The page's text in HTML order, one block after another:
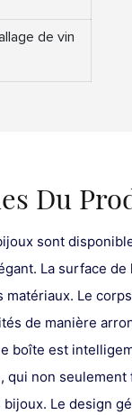
de vin
Du
sont
La surface
matériaux. Le
de manière
boîte est
non seulement
Le design